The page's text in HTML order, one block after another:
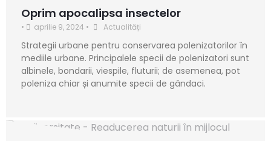
Oprim apocalipsa insectelor
• aprilie 9, 2024 • Actualități
Strategii urbane pentru conservarea polenizatorilor în
mediile urbane. Principalele specii de polenizatori sunt
albinele, bondarii, viespile, fluturii; de asemenea, pot
poleniza chiar și anumite specii de gândaci.